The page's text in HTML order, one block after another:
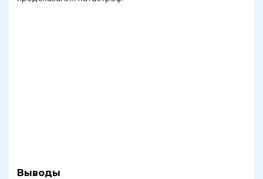
Выводы